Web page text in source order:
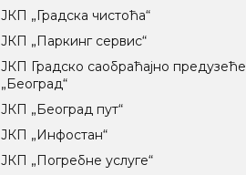
ЈКП „Градска чистоћа“
ЈКП „Паркинг сервис“
ЈКП Градско саобраћајно предузеће
„Београд“
ЈКП „Београд пут“
ЈКП „Инфостан“
ЈКП „Погребне услуге“